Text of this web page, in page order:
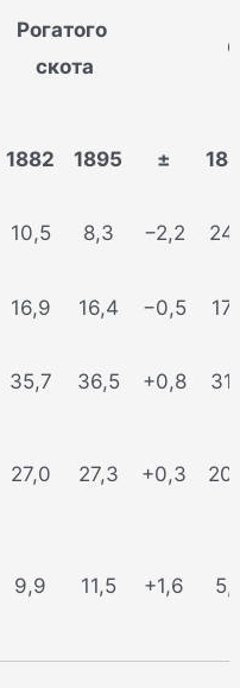
Рогатого
скота
1882 1895 ±
10,5 8,3 −2,2
16,9 16,4 −0,5
35,7 36,5 +0,8
27,0 27,3 +0,3
9,9 11,5 +1,6